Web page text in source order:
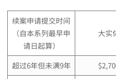
续案申请提交时间
（自本系列最早申
请日起算）
大实
超过6年但未满9年